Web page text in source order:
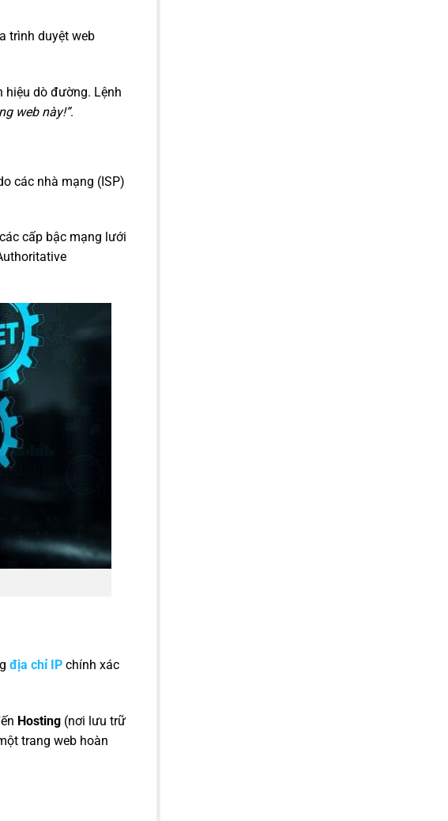
trình duyệt web
hiệu dò đường. Lệnh
web này!”.
các nhà mạng (ISP)
cấp bậc mạng lưới
địa chỉ IP chính xác
Hosting (nơi lưu trữ
trang web hoàn